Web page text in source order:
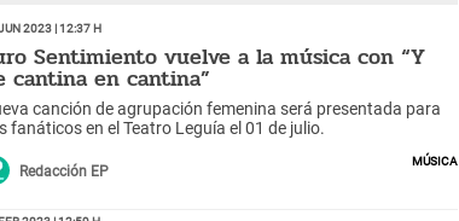
2023 | 12:37 h
Sentimiento vuelve a la música con “Y
cantina en cantina”
canción de agrupación femenina será presentada para
fanáticos en el Teatro Leguía el 01 de julio.
Redacción EP
Música